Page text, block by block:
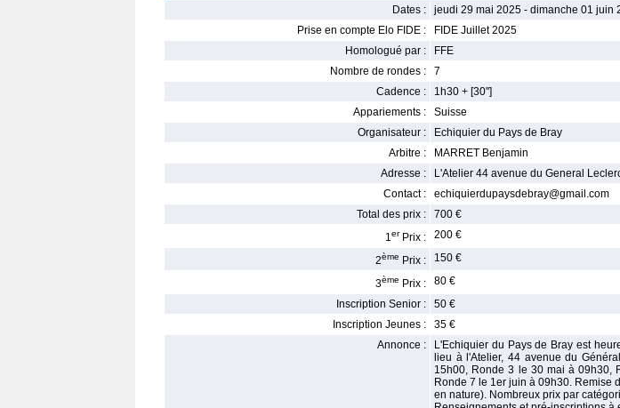
Dates :
jeudi 29 mai 2025 - dimanche 01 juin
Prise en compte Elo FIDE :
FIDE Juillet 2025
Homologué par :
FFE
Nombre de rondes :
7
Cadence :
1h30 + [30'']
Appariements :
Suisse
Organisateur :
Echiquier du Pays de Bray
Arbitre :
MARRET Benjamin
Adresse :
L'Atelier 44 avenue du General
Contact :
echiquierdupaysdebray@gmail.com
Total des prix :
700 €
1er Prix : 200 €
2ème Prix : 150 €
3ème Prix :
80 €
Inscription Senior :
50 €
Inscription Jeunes :
35 €
Annonce :
L'Echiquier du Pays de Bray est
lieu à l'Atelier, 44 avenue du
15h00, Ronde 3 le 30 mai à 09h30,
Ronde 7 le 1er juin à 09h30. Remise
en nature). Nombreux prix par